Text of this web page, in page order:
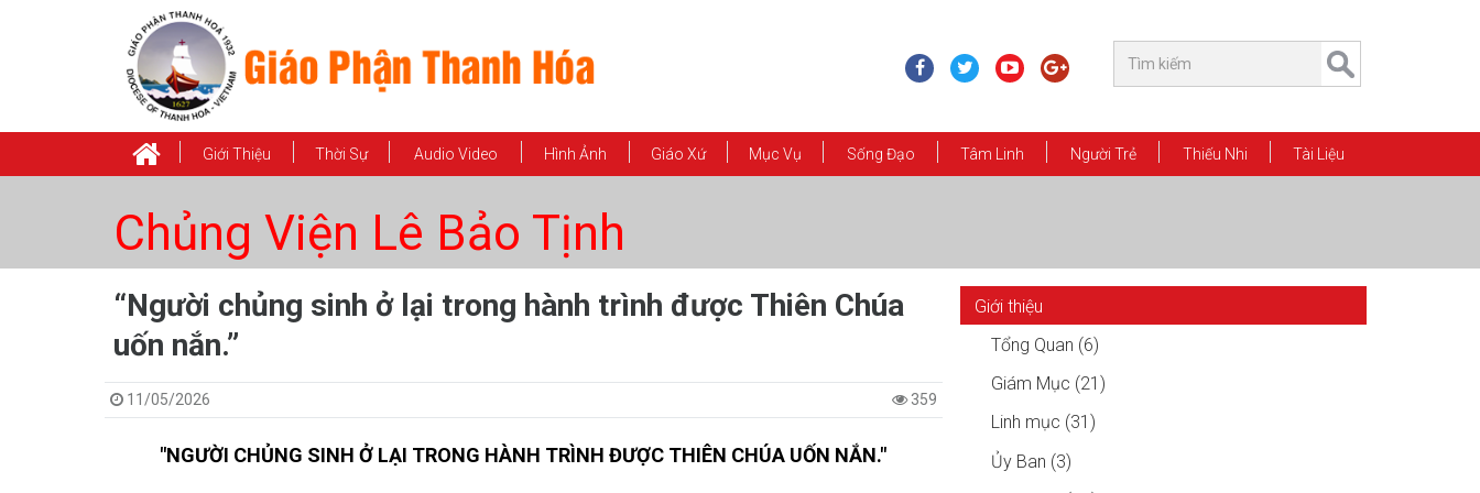
Giới Thiệu Thời Sự Audio Video Hình Ảnh Giáo Xứ Mục Vụ Sống Đạo Tâm Linh Người Trẻ Thiếu Nhi Tài Liệu
Chủng Viện Lê Bảo Tịnh
“Người chủng sinh ở lại trong hành trình được Thiên Chúa
uốn nắn.”
11/05/2026 359
"NGƯỜI CHỦNG SINH Ở LẠI TRONG HÀNH TRÌNH ĐƯỢC THIÊN CHÚA UỐN NẮN."
Giới thiệu
Tổng Quan (6)
Giám Mục (21)
Linh mục (31)
Ủy Ban (3)